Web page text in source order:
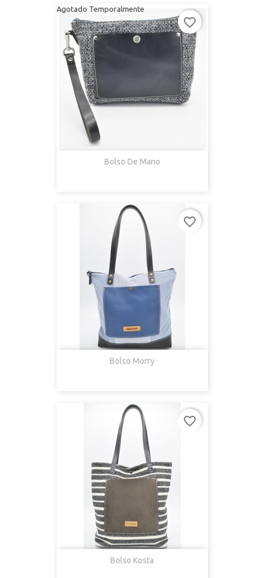
Bolso De Mano
Agotado Temporalmente
favorite_border
Bolso Morry
favorite_border
Bolso Kosta
favorite_border